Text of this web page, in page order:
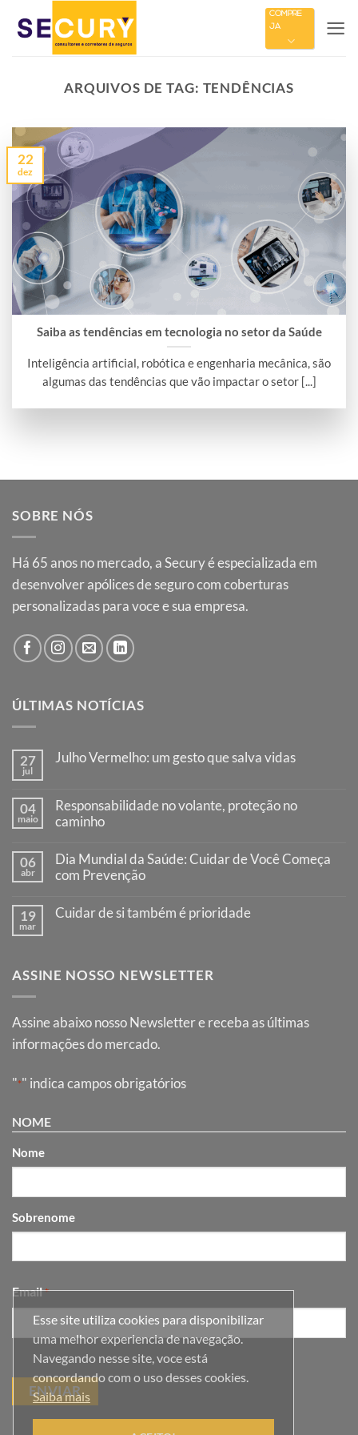
Esse site utiliza cookies para disponibilizar
uma melhor experiencia de navegação.
Navegando nesse site, voce está
concordando com o uso desses cookies.
Saiba mais
COMPRE
JÁ
ARQUIVOS DE TAG: TENDÊNCIAS
Saiba as tendências em tecnologia no setor da Saúde
Inteligência artificial, robótica e engenharia mecânica, são
algumas das tendências que vão impactar o setor [...]
22
dez
SOBRE NÓS
Há 65 anos no mercado, a Secury é especializada em
desenvolver apólices de seguro com coberturas
personalizadas para voce e sua empresa.
ÚLTIMAS NOTÍCIAS
27
jul
Julho Vermelho: um gesto que salva vidas
Julho
Vermelho:
um
que
salva
vidas
04
maio
Responsabilidade no volante, proteção no
caminho
em
Responsabilidade
no
proteção
no
06
abr
Dia Mundial da Saúde: Cuidar de Você Começa
com Prevenção
em
Cuidar
de
com
Prevenção
19
mar
Cuidar de si também é prioridade
de
prioridade
ASSINE NOSSO NEWSLETTER
Assine abaixo nosso Newsletter e receba as últimas
informações do mercado.
"*" indica campos obrigatórios
NOME
Nome
Sobrenome
Email *